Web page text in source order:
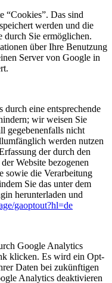
“Cookies”. Das sind
werden und die
durch Sie ermöglichen.
über Ihre Benutzung
Server von Google in
durch eine entsprechende
wir weisen Sie
gegebenenfalls nicht
werden nutzen
der durch den
Website bezogenen
sowie die Verarbeitung
Sie das unter dem
herunterladen und
gaoptout?hl=de
Google Analytics
klicken. Es wird ein Opt-
Daten bei zukünftigen
Analytics deaktivieren